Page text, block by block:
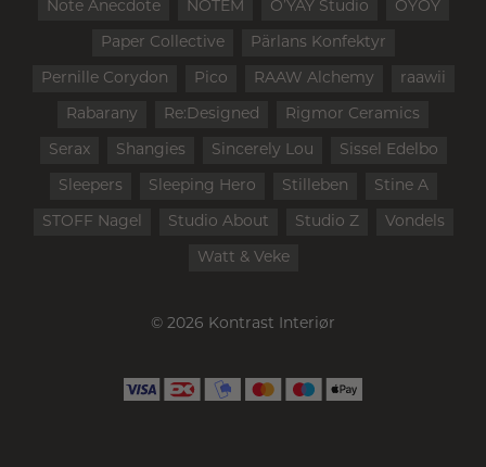
Note Anecdote NOTEM O’YAY Studio OYOY
Paper Collective Pärlans Konfektyr
Pernille Corydon Pico RAAW Alchemy raawii
Rabarany Re:Designed Rigmor Ceramics
Serax Shangies Sincerely Lou Sissel Edelbo
Sleepers Sleeping Hero Stilleben Stine A
STOFF Nagel Studio About Studio Z Vondels
Watt & Veke
© 2026 Kontrast Interiør